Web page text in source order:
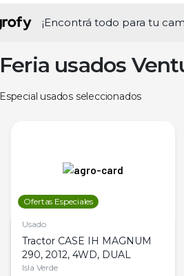
¡Encontrá todo para tu
Feria usados
Especial usados seleccionados
Ofertas Especiales
Usado
Tractor CASE IH MAGNUM
290, 2012, 4WD, DUAL
Isla Verde